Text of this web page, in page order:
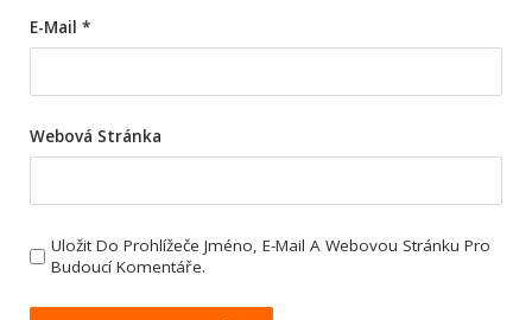
E-Mail *
Webová Stránka
Uložit Do Prohlížeče Jméno, E-Mail A Webovou Stránku Pro
Budoucí Komentáře.